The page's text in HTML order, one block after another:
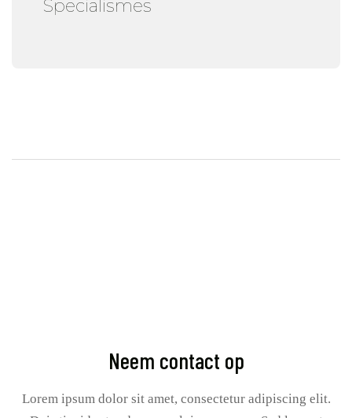
Specialismes
Neem contact op
Lorem ipsum dolor sit amet, consectetur adipiscing elit.